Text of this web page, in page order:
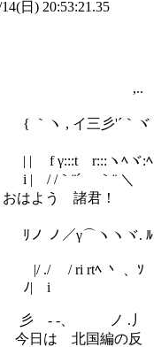
日) 20:53:21.35
彡'´｀ヾ
ヽﾍヾ:ﾍ
¨ ＼
諸君！
ヽヾ. ﾙ
丶 、ｿ
i
ノ .丿
編の反